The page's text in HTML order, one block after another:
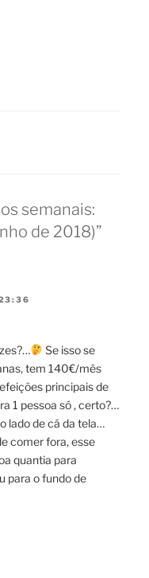
semanais:
de 2018)”
Se isso se
tem 140€/mês
principais de
1 pessoa só , certo?…
lado de cá da tela…
comer fora, esse
quantia para
para o fundo de